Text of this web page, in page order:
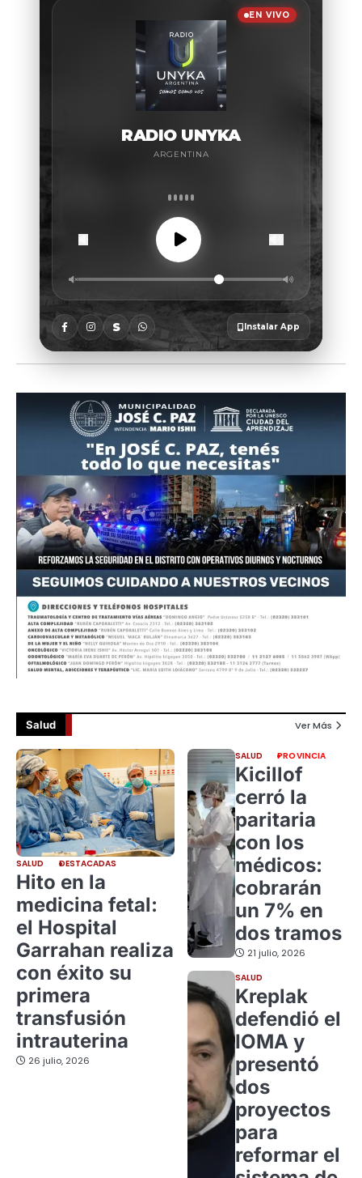
Salud Ver Más
SALUD DESTACADAS
Hito en la
medicina fetal:
el Hospital
Garrahan realiza
con éxito su
primera
transfusión
intrauterina
26 julio, 2026
SALUD PROVINCIA
Kicillof
cerró la
paritaria
con los
médicos:
cobrarán
un 7% en
dos tramos
21 julio, 2026
SALUD
Kreplak
defendió el
IOMA y
presentó
dos
proyectos
para
reformar el